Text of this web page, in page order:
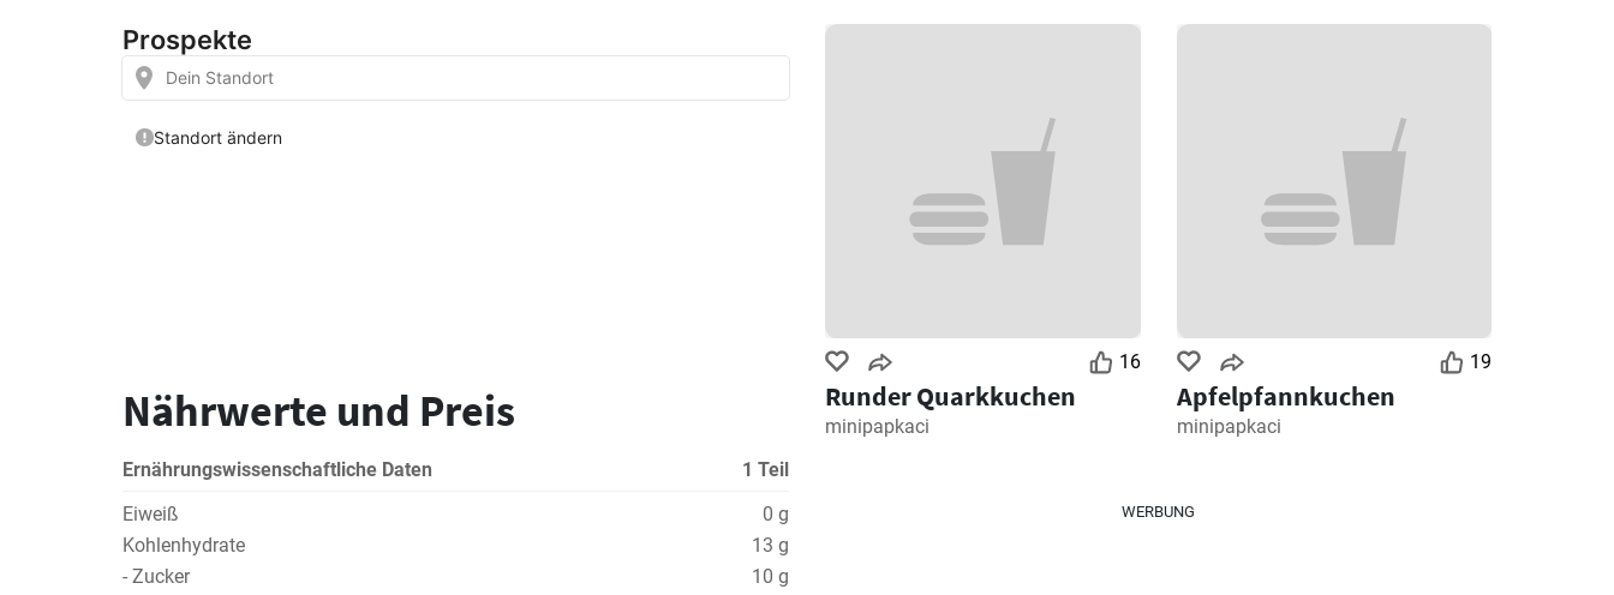
Nährwerte und Preis
Ernährungswissenschaftliche Daten
1 Teil
Eiweiß
0 g
Kohlenhydrate
13 g
- Zucker
10 g
16
Runder Quarkkuchen
minipapkaci
19
Apfelpfannkuchen
minipapkaci
WERBUNG